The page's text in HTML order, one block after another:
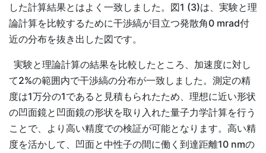
した計算結果とはよく一致しました。図1 (3)は、実験と理
論計算を比較するために干渉縞が目立つ発散角0 mrad付
近の分布を抜き出した図です。
実験と理論計算の結果を比較したところ、加速度に対し
て2%の範囲内で干渉縞の分布が一致しました。測定の精
度は1万分の1であると見積もられたため、理想に近い形状
の凹面鏡と凹面鏡の形状を取り入れた量子力学計算を行う
ことで、より高い精度での検証が可能となります。高い精
度を活かして、凹面と中性子の間に働く到達距離10 nmの